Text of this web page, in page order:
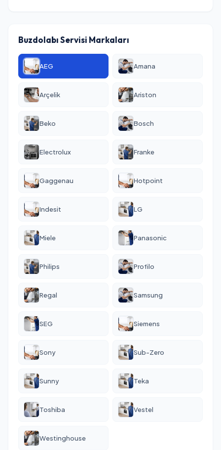
Buzdolabı Servisi Markaları
AEG Amana
Arçelik Ariston
Beko Bosch
Electrolux Franke
Gaggenau Hotpoint
Indesit LG
Miele Panasonic
Philips Profilo
Regal Samsung
SEG Siemens
Sony Sub-Zero
Sunny Teka
Toshiba Vestel
Westinghouse